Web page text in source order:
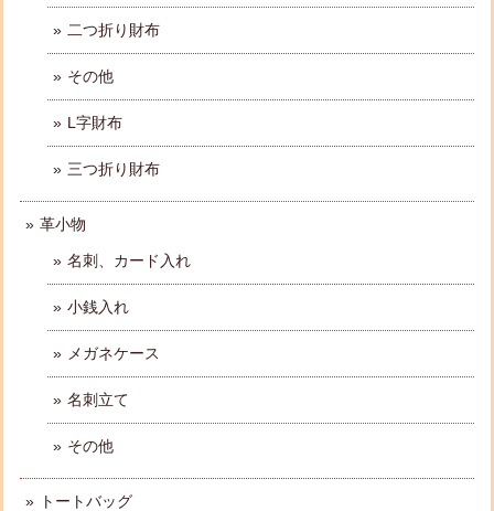
二つ折り財布
その他
L字財布
三つ折り財布
革小物
名刺、カード入れ
小銭入れ
メガネケース
名刺立て
その他
トートバッグ